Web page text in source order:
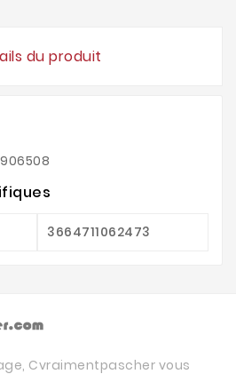
du produit
3664711062473
Cvraimentpascher vous